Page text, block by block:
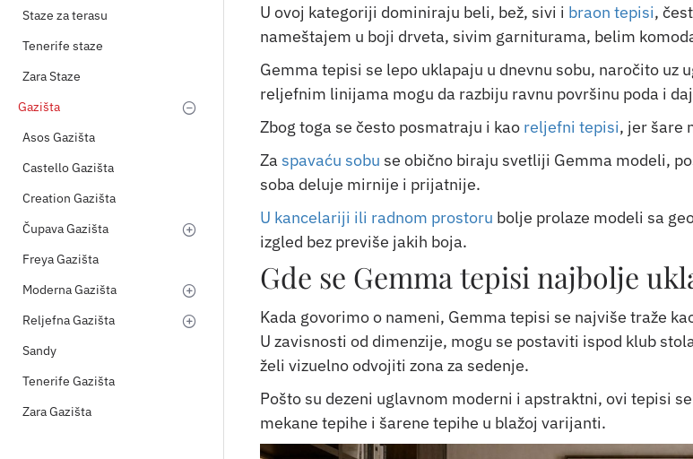
Staze za terasu
Tenerife staze
Zara Staze
Gazišta
Asos Gazišta
Castello Gazišta
Creation Gazišta
Čupava Gazišta
Freya Gazišta
Moderna Gazišta
Reljefna Gazišta
Sandy
Tenerife Gazišta
Zara Gazišta
U ovoj kategoriji dominiraju beli, bež, sivi i braon tepisi,
nameštajem u boji drveta, sivim garniturama, belim
Gemma tepisi se lepo uklapaju u dnevnu sobu, naročito
reljefnim linijama mogu da razbiju ravnu površinu poda i
Zbog toga se često posmatraju i kao reljefni tepisi, jer šare
Za spavaću sobu se obično biraju svetliji Gemma modeli,
soba deluje mirnije i prijatnije.
U kancelariji ili radnom prostoru bolje prolaze modeli sa
izgled bez previše jakih boja.
Gde se Gemma tepisi najbolje
Kada govorimo o nameni, Gemma tepisi se najviše traže
U zavisnosti od dimenzije, mogu se postaviti ispod klub
želi vizuelno odvojiti zona za sedenje.
Pošto su dezeni uglavnom moderni i apstraktni, ovi tepisi
mekane tepihe i šarene tepihe u blažoj varijanti.